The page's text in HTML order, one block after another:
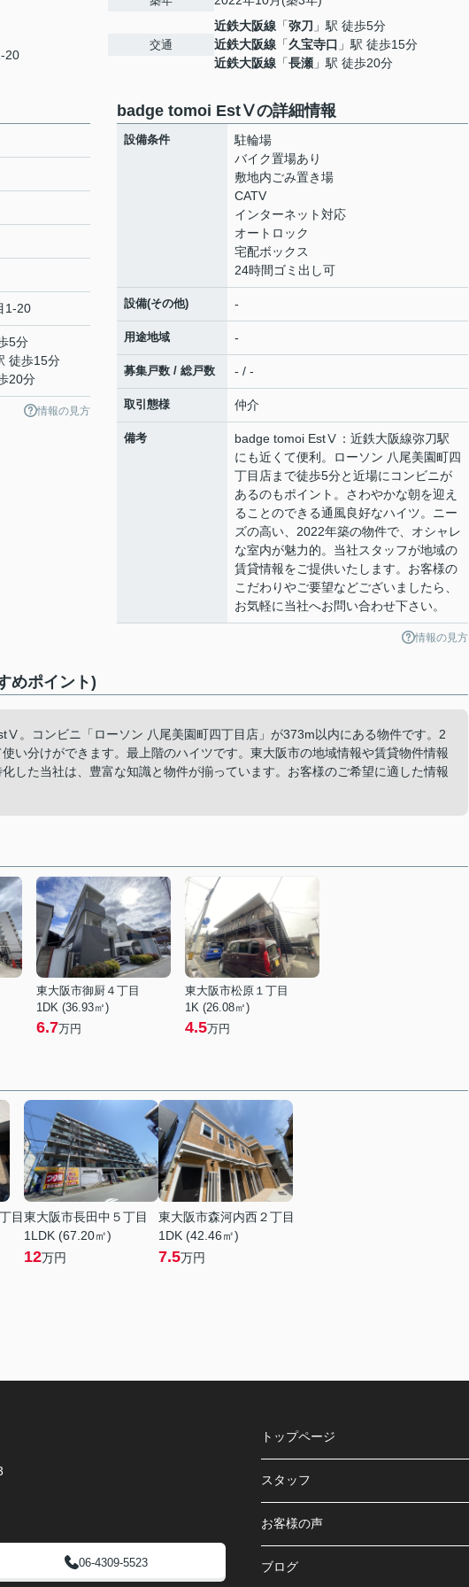
20
交通
近鉄大阪線 「弥刀 」駅 徒歩5分
近鉄大阪線 「久宝寺口 」駅 徒歩15分
近鉄大阪線 「長瀬 」駅 徒歩20分
1-20
5分
徒歩15分
20分
情報の見方
badge tomoi EstⅤの詳細情報
設備条件
駐輪場
バイク置場あり
敷地内ごみ置き場
CATV
インターネット対応
オートロック
宅配ボックス
24時間ゴミ出し可
設備(その他) -
用途地域 -
募集戸数 / 総戸数 - / -
取引態様 仲介
備考
badge tomoi EstⅤ：近鉄大阪線弥刀駅
にも近くて便利。ローソン 八尾美園町四
丁目店まで徒歩5分と近場にコンビニが
あるのもポイント。さわやかな朝を迎え
ることのできる通風良好なハイツ。ニー
ズの高い、2022年築の物件で、オシャレ
な室内が魅力的。当社スタッフが地域の
賃貸情報をご提供いたします。お客様の
こだわりやご要望などございましたら、
お気軽に当社へお問い合わせ下さい。
情報の見方
めポイント)
。コンビニ「ローソン 八尾美園町四丁目店」が373m以内にある物件です。2
い分けができます。最上階のハイツです。東大阪市の地域情報や賃貸物件情報
した当社は、豊富な知識と物件が揃っています。お客様のご希望に適した情報
東大阪市御厨４丁目
1DK (36.93㎡)
6.7万円
東大阪市松原１丁目
1K (26.08㎡)
4.5万円
目東大阪市長田中５丁目
1LDK (67.20㎡)
12万円
東大阪市森河内西２丁目
1DK (42.46㎡)
7.5万円
06-4309-5523
トップページ
スタッフ
お客様の声
ブログ